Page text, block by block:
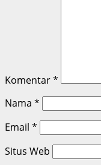
Komentar*
Nama *
Email *
Situs Web